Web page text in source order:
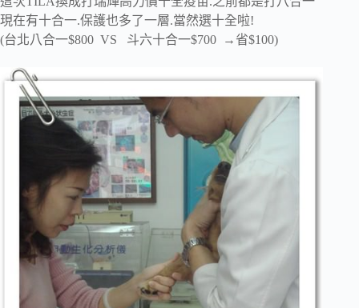
現在有十合一.保護也多了一層.當然選十全啦!
(台北八合一$800 VS 斗六十合一$700 →省$100)